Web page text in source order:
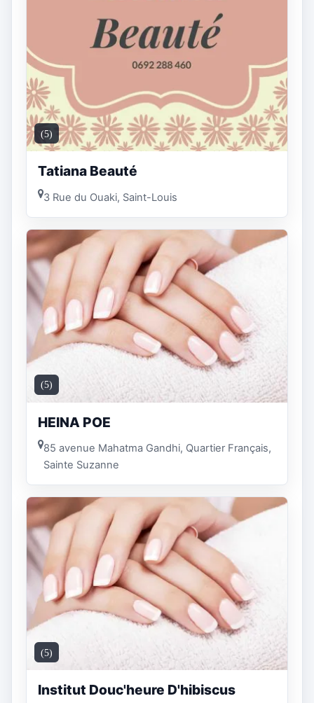
(5)
Tatiana Beauté
3 Rue du Ouaki, Saint-Louis
(5)
HEINA POE
85 avenue Mahatma Gandhi, Quartier Français,
Sainte Suzanne
(5)
Institut Douc'heure D'hibiscus